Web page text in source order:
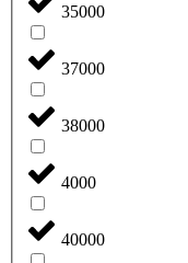
35000
37000
38000
4000
40000